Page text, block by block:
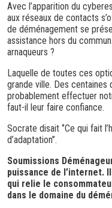
Avec l’apparition du
aux réseaux de contacts
de déménagement se
assistance hors du
arnaqueurs ?
Laquelle de toutes ces
grande ville. Des centaines
probablement effectuer
faut-il leur faire confiance.
Socrate disait ‘’Ce qui fait
d’adaptation’’.
Soumissions
puissance de l’internet.
qui relie le
dans le domaine du